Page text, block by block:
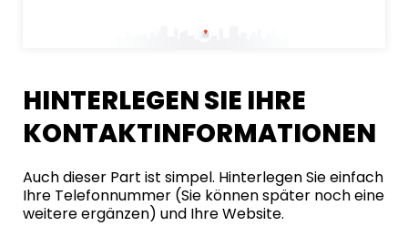
HINTERLEGEN SIE IHRE
KONTAKTINFORMATIONEN
Auch dieser Part ist simpel. Hinterlegen Sie einfach
Ihre Telefonnummer (Sie können später noch eine
weitere ergänzen) und Ihre Website.